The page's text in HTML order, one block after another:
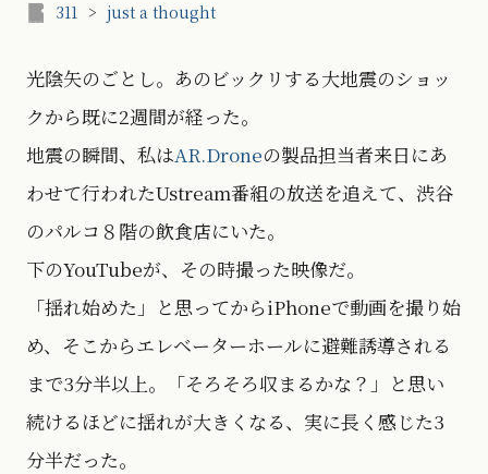
311 > just a thought
光陰矢のごとし。あのビックリする大地震のショッ
クから既に2週間が経った。
地震の瞬間、私はAR.Droneの製品担当者来日にあ
わせて行われたUstream番組の放送を追えて、渋谷
のパルコ８階の飲食店にいた。
下のYouTubeが、その時撮った映像だ。
「揺れ始めた」と思ってからiPhoneで動画を撮り始
め、そこからエレベーターホールに避難誘導される
まで3分半以上。「そろそろ収まるかな？」と思い
続けるほどに揺れが大きくなる、実に長く感じた3
分半だった。